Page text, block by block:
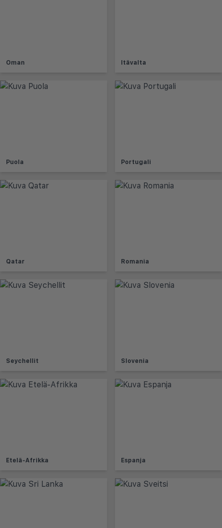
Oman Itävalta
Puola Portugali
Qatar Romania
Seychellit Slovenia
Etelä-Afrikka Espanja